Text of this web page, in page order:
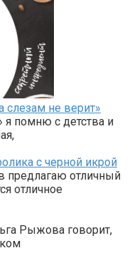
не верит»
помню с детства и
с черной икрой
предлагаю отличный
отличное
Рыжова говорит,